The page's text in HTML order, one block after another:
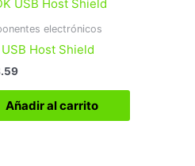
electrónicos
Host Shield
Añadir al carrito